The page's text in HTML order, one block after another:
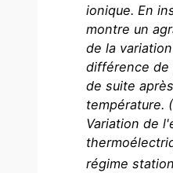
ionique. En
montre un
de la
différence
de suite
température.
Variation de
régime